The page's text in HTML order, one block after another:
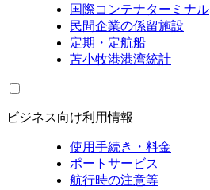
国際コンテナターミナル
民間企業の係留施設
定期・定航船
苫小牧港港湾統計
ビジネス向け利用情報
使用手続き・料金
ポートサービス
航行時の注意等